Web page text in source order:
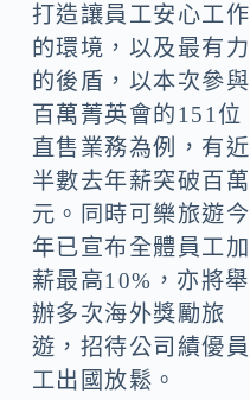
打造讓員工安心工作
的環境，以及最有力
的後盾，以本次參與
百萬菁英會的151位
直售業務為例，有近
半數去年薪突破百萬
元。同時可樂旅遊今
年已宣布全體員工加
薪最高10%，亦將舉
辦多次海外獎勵旅
遊，招待公司績優員
工出國放鬆。